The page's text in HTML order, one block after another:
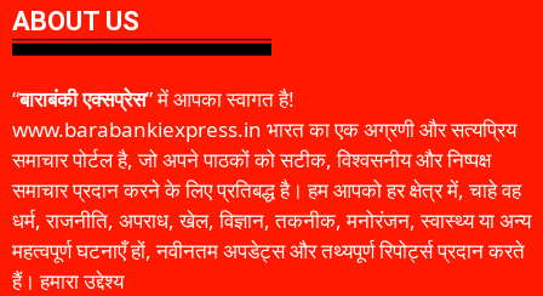
ABOUT US
“बाराबंकी एक्सप्रेस” में आपका स्वागत है!
www.barabankiexpress.in भारत का एक अग्रणी और सत्यप्रिय
समाचार पोर्टल है, जो अपने पाठकों को सटीक, विश्वसनीय और निष्पक्ष
समाचार प्रदान करने के लिए प्रतिबद्ध है। हम आपको हर क्षेत्र में, चाहे वह
धर्म, राजनीति, अपराध, खेल, विज्ञान, तकनीक, मनोरंजन, स्वास्थ्य या अन्य
महत्वपूर्ण घटनाएँ हों, नवीनतम अपडेट्स और तथ्यपूर्ण रिपोर्ट्स प्रदान करते
हैं। हमारा उद्देश्य